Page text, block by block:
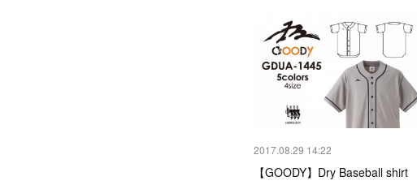
2017.08.29 14:22
【GOODY】Dry Baseball shirt